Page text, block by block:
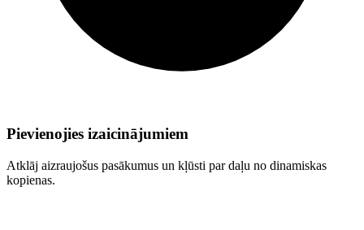
Pievienojies izaicinājumiem
Atklāj aizraujošus pasākumus un kļūsti par daļu no dinamiskas
kopienas.